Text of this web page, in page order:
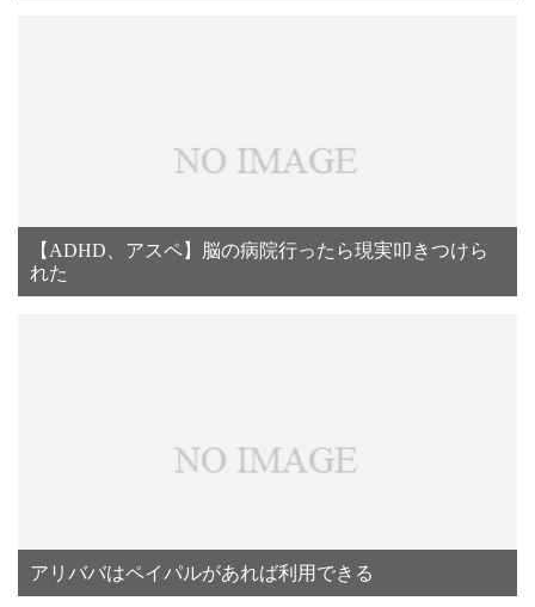
【ADHD、アスペ】脳の病院行ったら現実叩きつけら
れた
アリババはペイパルがあれば利用できる